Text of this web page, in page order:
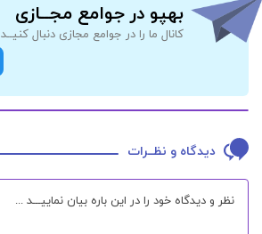
بهپو در جوامع مجــازی
کانال ما را در جوامع مجازی دنبال کنیــد
دیدگاه و نظــرات